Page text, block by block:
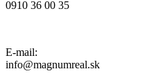
0910 36 00 35
E-mail:
info@magnumreal.sk